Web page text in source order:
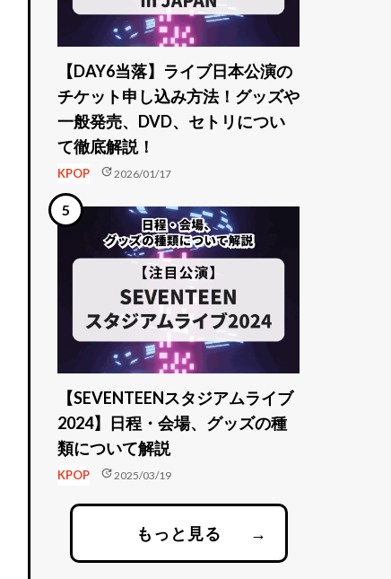
【DAY6当落】ライブ日本公演の
チケット申し込み方法！グッズや
一般発売、DVD、セトリについ
て徹底解説！
KPOP update2026/01/17
【SEVENTEENスタジアムライブ
2024】日程・会場、グッズの種
類について解説
KPOP update2025/03/19
もっと見る →